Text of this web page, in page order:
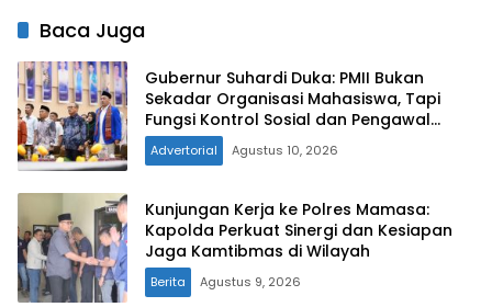
Baca Juga
Gubernur Suhardi Duka: PMII Bukan
Sekadar Organisasi Mahasiswa, Tapi
Fungsi Kontrol Sosial dan Pengawal
Kebijakan
Advertorial Agustus 10, 2026
Kunjungan Kerja ke Polres Mamasa:
Kapolda Perkuat Sinergi dan Kesiapan
Jaga Kamtibmas di Wilayah
Berita Agustus 9, 2026